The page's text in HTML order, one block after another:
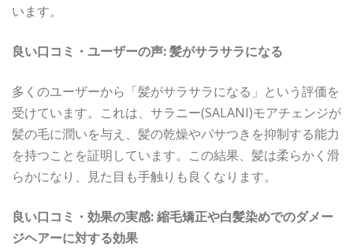
います。
良い口コミ・ユーザーの声: 髪がサラサラになる
多くのユーザーから「髪がサラサラになる」という評価を
受けています。これは、サラニー(SALANI)モアチェンジが
髪の毛に潤いを与え、髪の乾燥やパサつきを抑制する能力
を持つことを証明しています。この結果、髪は柔らかく滑
らかになり、見た目も手触りも良くなります。
良い口コミ・効果の実感: 縮毛矯正や白髪染めでのダメー
ジヘアーに対する効果